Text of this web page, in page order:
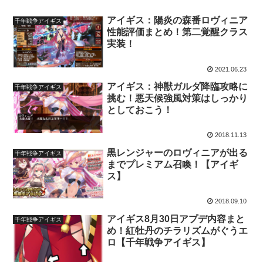
千年戦争アイギス
アイギス：陽炎の森番ロヴィニア
性能評価まとめ！第二覚醒クラス
実装！
2021.06.23
千年戦争アイギス
アイギス：神獣ガルダ降臨攻略に
挑む！悪天候強風対策はしっかり
としておこう！
2018.11.13
千年戦争アイギス
黒レンジャーのロヴィニアが出る
までプレミアム召喚！【アイギ
ス】
2018.09.10
千年戦争アイギス
アイギス8月30日アプデ内容まと
め！紅牡丹のチラリズムがぐうエ
ロ【千年戦争アイギス】